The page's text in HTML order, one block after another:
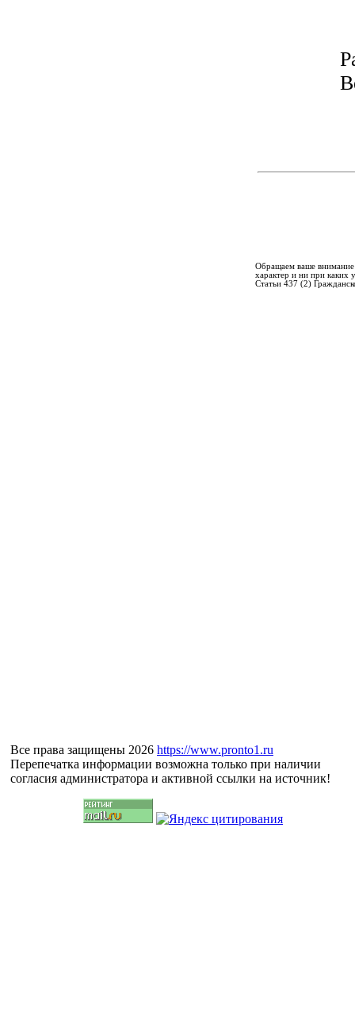
Обращаем ваше
характер и ни при каких
Статьи 437 (2)
Все права защищены 2026 https://www.pronto1.ru
Перепечатка информации возможна только при наличии
согласия администратора и активной ссылки на источник!